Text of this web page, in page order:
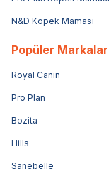
N&D Köpek Maması
Popüler Markalar
Royal Canin
Pro Plan
Bozita
Hills
Sanebelle